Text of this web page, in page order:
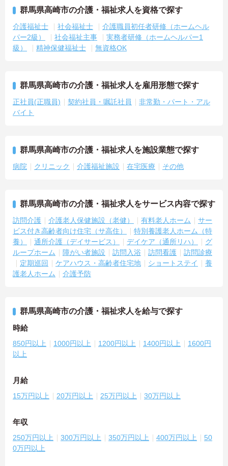
群馬県高崎市の介護・福祉求人を資格で探す
介護福祉士 社会福祉士
介護職員初任者研修（ホームヘル
パー2級）
社会福祉主事
実務者研修（ホームヘルパー1
級）
精神保健福祉士 無資格OK
群馬県高崎市の介護・福祉求人を雇用形態で探す
正社員(正職員) 契約社員・嘱託社員
非常勤・パート・アル
バイト
群馬県高崎市の介護・福祉求人を施設業態で探す
病院 クリニック 介護福祉施設 在宅医療 その他
群馬県高崎市の介護・福祉求人をサービス内容で探す
訪問介護 介護老人保健施設（老健） 有料老人ホーム
サー
ビス付き高齢者向け住宅（サ高住）
特別養護老人ホーム（特
養）
通所介護（デイサービス） デイケア（通所リハ）
グ
ループホーム
障がい者施設 訪問入浴 訪問看護
訪問診療
定期巡回
ケアハウス・高齢者住宅地 ショートステイ
養
護老人ホーム
介護予防
群馬県高崎市の介護・福祉求人を給与で探す
時給
850円以上 1000円以上 1200円以上 1400円以上
1600円
以上
月給
15万円以上 20万円以上 25万円以上 30万円以上
年収
250万円以上 300万円以上 350万円以上 400万円以上
50
0万円以上